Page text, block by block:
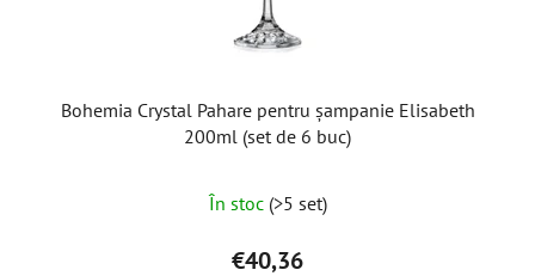
Bohemia Crystal Pahare pentru șampanie Elisabeth
200ml (set de 6 buc)
medie
a
În stoc (>5 set)
€40,36